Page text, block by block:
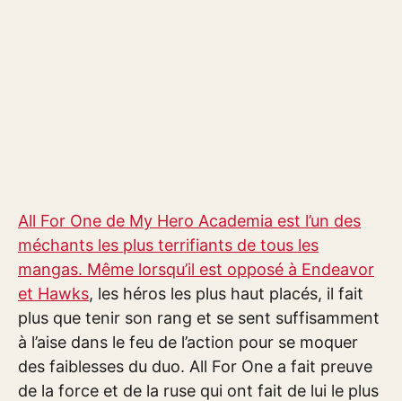
All For One de My Hero Academia est l’un des
méchants les plus terrifiants de tous les
mangas. Même lorsqu’il est opposé à Endeavor
et Hawks, les héros les plus haut placés, il fait
plus que tenir son rang et se sent suffisamment
à l’aise dans le feu de l’action pour se moquer
des faiblesses du duo. All For One a fait preuve
de la force et de la ruse qui ont fait de lui le plus